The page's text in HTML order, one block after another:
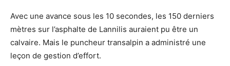
Avec une avance sous les 10 secondes, les 150 derniers
mètres sur l’asphalte de Lannilis auraient pu être un
calvaire. Mais le puncheur transalpin a administré une
leçon de gestion d’effort.